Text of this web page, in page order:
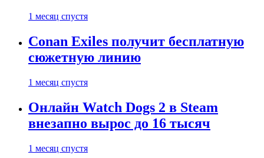
1 месяц спустя
Conan Exiles получит бесплатную
сюжетную линию
1 месяц спустя
Онлайн Watch Dogs 2 в Steam
внезапно вырос до 16 тысяч
1 месяц спустя